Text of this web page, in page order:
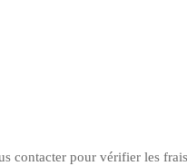
contacter pour vérifier les